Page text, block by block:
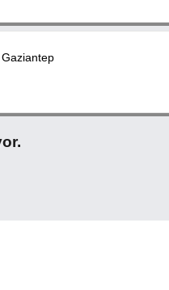
Gaziantep